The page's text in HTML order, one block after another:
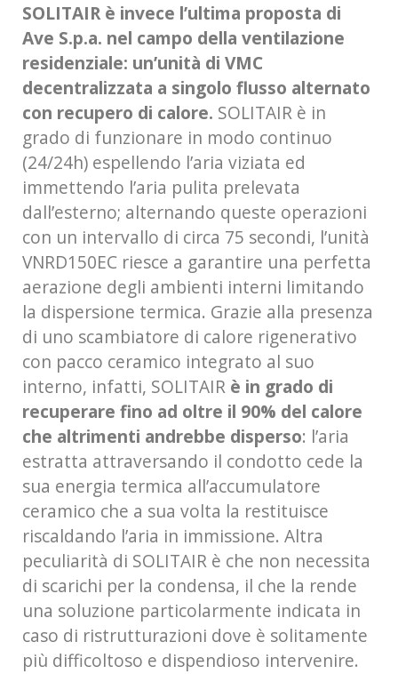
SOLITAIR è invece l’ultima proposta di
Ave S.p.a. nel campo della ventilazione
residenziale: un’unità di VMC
decentralizzata a singolo flusso alternato
con recupero di calore. SOLITAIR è in
grado di funzionare in modo continuo
(24/24h) espellendo l’aria viziata ed
immettendo l’aria pulita prelevata
dall’esterno; alternando queste operazioni
con un intervallo di circa 75 secondi, l’unità
VNRD150EC riesce a garantire una perfetta
aerazione degli ambienti interni limitando
la dispersione termica. Grazie alla presenza
di uno scambiatore di calore rigenerativo
con pacco ceramico integrato al suo
interno, infatti, SOLITAIR è in grado di
recuperare fino ad oltre il 90% del calore
che altrimenti andrebbe disperso: l’aria
estratta attraversando il condotto cede la
sua energia termica all’accumulatore
ceramico che a sua volta la restituisce
riscaldando l’aria in immissione. Altra
peculiarità di SOLITAIR è che non necessita
di scarichi per la condensa, il che la rende
una soluzione particolarmente indicata in
caso di ristrutturazioni dove è solitamente
più difficoltoso e dispendioso intervenire.